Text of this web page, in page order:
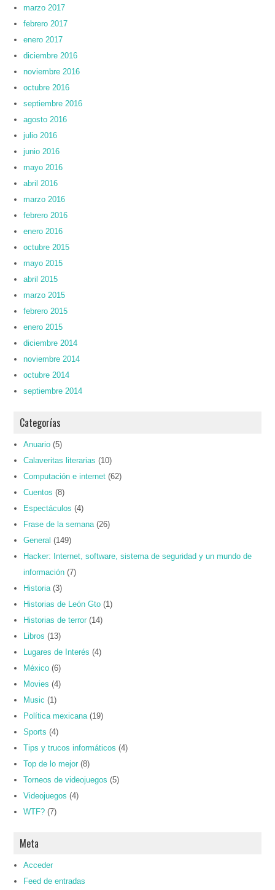
marzo 2017
febrero 2017
enero 2017
diciembre 2016
noviembre 2016
octubre 2016
septiembre 2016
agosto 2016
julio 2016
junio 2016
mayo 2016
abril 2016
marzo 2016
febrero 2016
enero 2016
octubre 2015
mayo 2015
abril 2015
marzo 2015
febrero 2015
enero 2015
diciembre 2014
noviembre 2014
octubre 2014
septiembre 2014
Categorías
Anuario (5)
Calaveritas literarias (10)
Computación e internet (62)
Cuentos (8)
Espectáculos (4)
Frase de la semana (26)
General (149)
Hacker: Internet, software, sistema de seguridad y un mundo de
información (7)
Historia (3)
Historias de León Gto (1)
Historias de terror (14)
Libros (13)
Lugares de Interés (4)
México (6)
Movies (4)
Music (1)
Política mexicana (19)
Sports (4)
Tips y trucos informáticos (4)
Top de lo mejor (8)
Torneos de videojuegos (5)
Videojuegos (4)
WTF? (7)
Meta
Acceder
Feed de entradas